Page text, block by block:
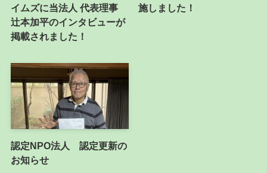
イムズに当法人 代表理事
辻本加平のインタビューが
掲載されました！
施しました！
認定NPO法人 認定更新の
お知らせ